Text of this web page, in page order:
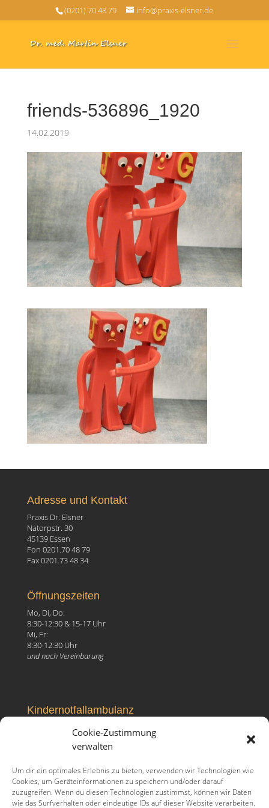
Cookie-Zustimmung
verwalten
Um dir ein optimales Erlebnis zu bieten, verwenden wir Technologien wie
Cookies, um Geräteinformationen zu speichern und/oder darauf
zuzugreifen. Wenn du diesen Technologien zustimmst, können wir Daten
wie das Surfverhalten oder eindeutige IDs auf dieser Website verarbeiten.
(0201) 70 48 79 info@praxis-elsner.de
friends-536896_1920
14.02.2019
Adresse und Kontakt
Praxis Dr. Elsner
Natorpstr. 30
45139 Essen
Fon 0201.70 48 79
Fax 0201.73 48 34
Öffnungszeiten
Mo, Di, Do:
8:30-12:30 & 15-17 Uhr
Mi, Fr:
8:30-12:30 Uhr
und nach Vereinbarung
Kindernotfallambulanz
Elisabeth-Krankenhaus
Ruhrallee 81, 45138 Essen
Fon 0201.27 99 096